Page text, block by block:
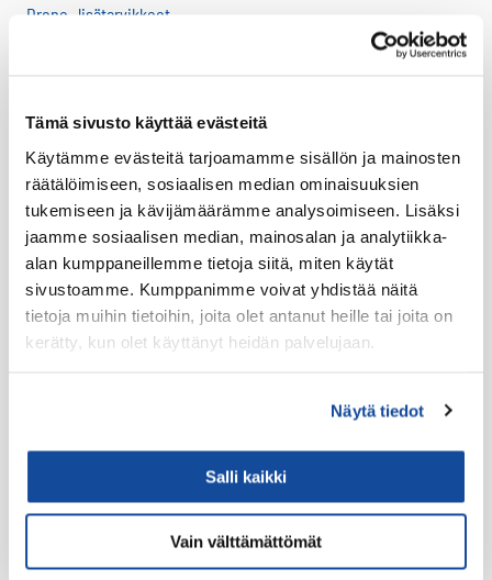
Tämä sivusto käyttää evästeitä
Käytämme evästeitä tarjoamamme sisällön ja mainosten
räätälöimiseen, sosiaalisen median ominaisuuksien
tukemiseen ja kävijämäärämme analysoimiseen. Lisäksi
jaamme sosiaalisen median, mainosalan ja analytiikka-
alan kumppaneillemme tietoja siitä, miten käytät
sivustoamme. Kumppanimme voivat yhdistää näitä
tietoja muihin tietoihin, joita olet antanut heille tai joita on
kerätty, kun olet käyttänyt heidän palvelujaan.
Näytä tiedot
Salli kaikki
Vain välttämättömät
Drone -lisätarvikkeet
Lataustarvikkeet
Lisäosat ja tarvikkeet
LTE Reitittimet
USB-C Johdot
USB-C lisälaitteet
Ryhmävideopalvelu
Suojakuoret
Virve
Akut